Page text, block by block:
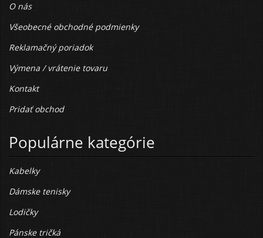
O nás
Všeobecné obchodné podmienky
Reklamačný poriadok
Výmena / vrátenie tovaru
Kontakt
Pridať obchod
Populárne kategórie
Kabelky
Dámske tenisky
Lodičky
Pánske tričká